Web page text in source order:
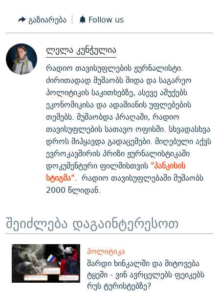
გაზიარება Follow us
ლელა კუნჭულია
რადიო თავისუფლების ჟურნალისტი.
ძირითადად მუშაობს შიდა და საგარეო
პოლიტიკის საკითხებზე, ასევე აშუქებს
ეკონომიკისა და ადამიანის უფლებების
თემებს. მუშაობდა პრაღაში, რადიო
თავისუფლების სათავო ოფისში. სხვადასხვა
დროს მიჰყავდა გადაცემები. მიღებული აქვს
ევროკავშირის პრიზი ჟურნალისტიკაში
დოკუმენტური ფილმისთვის "პანკისის
სტიგმა". რადიო თავისუფლებაში მუშაობს
2000 წლიდან.
შეიძლება დაგაინტერესოთ
ᲞᲝᲚᲘᲢᲘᲙᲐ
შარდი ხინკალში და მიტოვება
ტყეში - ვინ ავრცელებს ფეიკებს
რუს ტურისტებზე?